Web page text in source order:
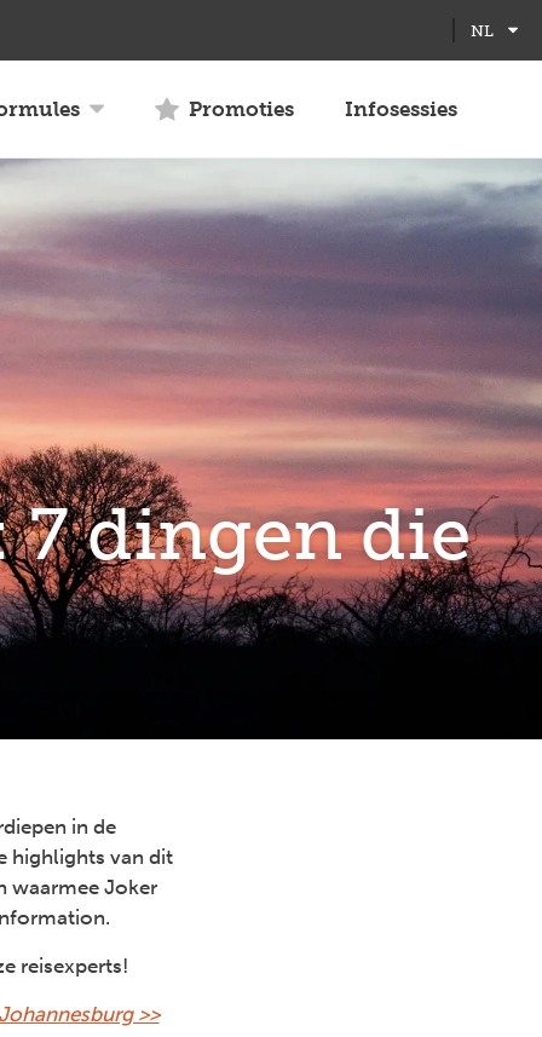
NL
Promoties Infosessies
7 dingen die
in de
highlights van dit
waarmee Joker
reisexperts!
>>
screen